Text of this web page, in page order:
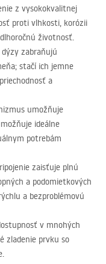
z vysokokvalitnej
proti vlhkosti, korózii
životnosť.
zabraňujú
stačí ich jemne
a
umožňuje
ideálne
potrebám
zaisťuje plnú
a podomietkových
a bezproblémovú
v mnohých
zladenie prvku so